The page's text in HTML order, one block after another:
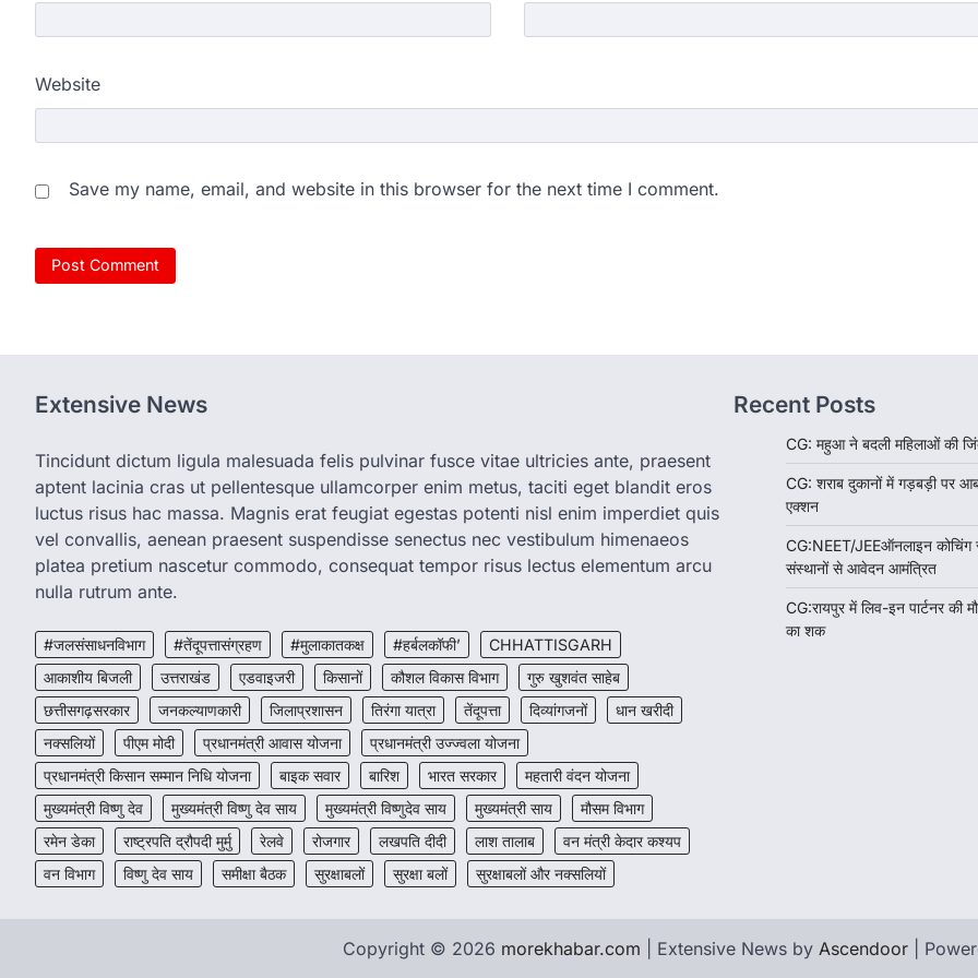
Website
Save my name, email, and website in this browser for the next time I comment.
Extensive News
Tincidunt dictum ligula malesuada felis pulvinar fusce vitae ultricies ante, praesent
aptent lacinia cras ut pellentesque ullamcorper enim metus, taciti eget blandit eros
luctus risus hac massa. Magnis erat feugiat egestas potenti nisl enim imperdiet quis
vel convallis, aenean praesent suspendisse senectus nec vestibulum himenaeos
platea pretium nascetur commodo, consequat tempor risus lectus elementum arcu
nulla rutrum ante.
#जलसंसाधनविभाग #तेंदूपत्तासंग्रहण #मुलाकातकक्ष #हर्बलकॉफी’
CHHATTISGARH
आकाशीय बिजली
उत्तराखंड एडवाइजरी किसानों कौशल विकास विभाग
गुरु खुशवंत साहेब
छत्तीसगढ़सरकार
जनकल्याणकारी जिलाप्रशासन तिरंगा यात्रा तेंदूपत्ता दिव्यांगजनों
धान खरीदी
नक्सलियों
पीएम मोदी प्रधानमंत्री आवास योजना
प्रधानमंत्री उज्ज्वला योजना
प्रधानमंत्री किसान सम्मान निधि योजना
बाइक सवार बारिश भारत सरकार
महतारी वंदन योजना
मुख्यमंत्री विष्णु देव
मुख्यमंत्री विष्णु देव साय मुख्यमंत्री विष्णुदेव साय मुख्यमंत्री साय
मौसम विभाग
रमेन डेका
राष्ट्रपति द्रौपदी मुर्मु रेलवे रोजगार लखपति दीदी लाश तालाब
वन मंत्री केदार कश्यप
वन विभाग
विष्णु देव साय समीक्षा बैठक सुरक्षाबलों सुरक्षा बलों सुरक्षाबलों और नक्सलियों
Recent Posts
CG: महुआ ने बदली महिलाओं की
CG: शराब दुकानों में गड़बड़ी पर
एक्शन
CG:NEET/JEEऑनलाइन कोचिंग
संस्थानों से आवेदन आमंत्रित
CG:रायपुर में लिव-इन पार्टनर की
का शक
Copyright © 2026 morekhabar.com | Extensive News by Ascendoor |